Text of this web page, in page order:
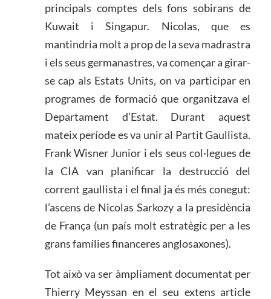
principals comptes dels fons sobirans de
Kuwait i Singapur. Nicolas, que es
mantindria molt a prop de la seva madrastra
i els seus germanastres, va començar a girar-
se cap als Estats Units, on va participar en
programes de formació que organitzava el
Departament d’Estat. Durant aquest
mateix període es va unir al Partit Gaullista.
Frank Wisner Junior i els seus col·legues de
la CIA van planificar la destrucció del
corrent gaullista i el final ja és més conegut:
l’ascens de Nicolas Sarkozy a la presidència
de França (un país molt estratègic per a les
grans famílies financeres anglosaxones).
Tot això va ser àmpliament documentat per
Thierry Meyssan en el seu extens article